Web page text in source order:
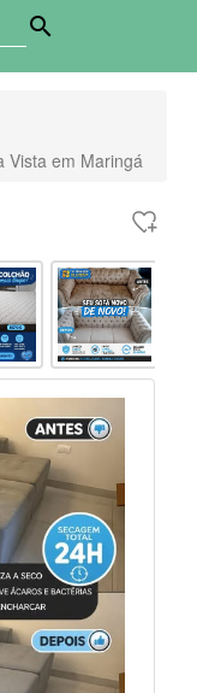
search
Vista em Maringá